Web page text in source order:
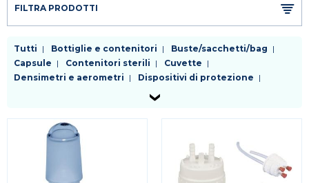
FILTRA PRODOTTI
Tutti Bottiglie e contenitori
Buste/sacchetti/bag
Capsule
Contenitori sterili
Cuvette
Densimetri e aerometri
Dispositivi di protezione
Filtri da laboratorio
Piastre
Pinzetteria e morsetteria
Pipette
Provette
Puntali
Spatole
Tappi
Vetreria da laboratorio Varie